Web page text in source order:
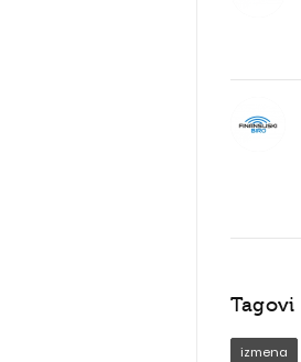
Tagovi
izmena